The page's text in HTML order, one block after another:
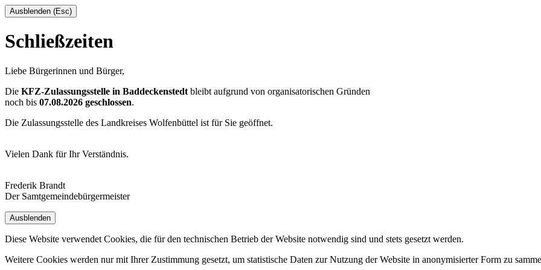
Ausblenden (Esc)
Schließzeiten
Liebe Bürgerinnen und Bürger,
Die KFZ-Zulassungsstelle in Baddeckenstedt bleibt aufgrund von organisatorischen Gründen
noch bis 07.08.2026 geschlossen.
Die Zulassungsstelle des Landkreises Wolfenbüttel ist für Sie geöffnet.
Vielen Dank für Ihr Verständnis.
Frederik Brandt
Der Samtgemeindebürgermeister
Ausblenden
Diese Website verwendet Cookies, die für den technischen Betrieb der Website notwendig sind und stets gesetzt werden.
Weitere Cookies werden nur mit Ihrer Zustimmung gesetzt, um statistische Daten zur Nutzung der Website in anonymisierter Form zu